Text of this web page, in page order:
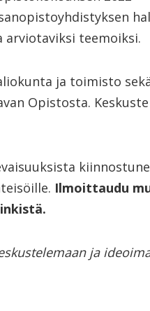
teemoiksi.
ja toimisto
Opistosta.
Ilmoittaudu
ja